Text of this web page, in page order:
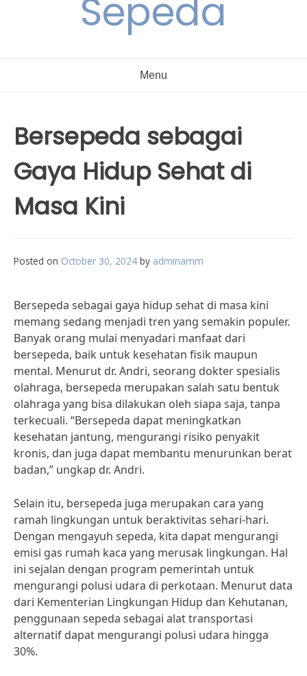
Sepeda
Menu
Bersepeda sebagai
Gaya Hidup Sehat di
Masa Kini
Posted on October 30, 2024 by adminamm
Bersepeda sebagai gaya hidup sehat di masa kini
memang sedang menjadi tren yang semakin populer.
Banyak orang mulai menyadari manfaat dari
bersepeda, baik untuk kesehatan fisik maupun
mental. Menurut dr. Andri, seorang dokter spesialis
olahraga, bersepeda merupakan salah satu bentuk
olahraga yang bisa dilakukan oleh siapa saja, tanpa
terkecuali. “Bersepeda dapat meningkatkan
kesehatan jantung, mengurangi risiko penyakit
kronis, dan juga dapat membantu menurunkan berat
badan,” ungkap dr. Andri.
Selain itu, bersepeda juga merupakan cara yang
ramah lingkungan untuk beraktivitas sehari-hari.
Dengan mengayuh sepeda, kita dapat mengurangi
emisi gas rumah kaca yang merusak lingkungan. Hal
ini sejalan dengan program pemerintah untuk
mengurangi polusi udara di perkotaan. Menurut data
dari Kementerian Lingkungan Hidup dan Kehutanan,
penggunaan sepeda sebagai alat transportasi
alternatif dapat mengurangi polusi udara hingga
30%.